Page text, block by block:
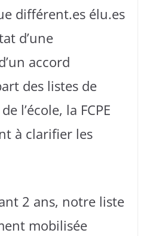
différent.es élu.es
d’une
accord
des listes de
l’école, la FCPE
à clarifier les
2 ans, notre liste
mobilisée